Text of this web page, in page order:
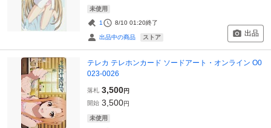
未使用
1 8/10 01:20終了
出品中の商品 ストア 出品
テレカ テレホンカード ソードアート・オンライン O0
023-0026
落札 3,500円
開始 3,500円
未使用